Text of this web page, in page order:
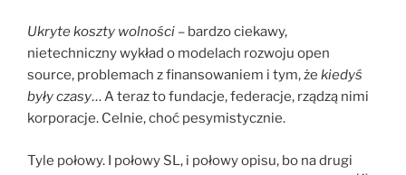
Ukryte koszty wolności – bardzo ciekawy,
nietechniczny wykład o modelach rozwoju open
source, problemach z finansowaniem i tym, że kiedyś
były czasy… A teraz to fundacje, federacje, rządzą nimi
korporacje. Celnie, choć pesymistycznie.
Tyle połowy. I połowy SL, i połowy opisu, bo na drugi